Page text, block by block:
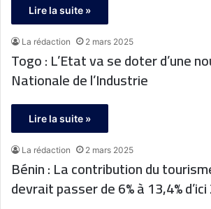
Lire la suite »
La rédaction 2 mars 2025
Togo : L’Etat va se doter d’une
Nationale de l’Industrie
Lire la suite »
La rédaction 2 mars 2025
Bénin : La contribution du
devrait passer de 6% à 13,4%